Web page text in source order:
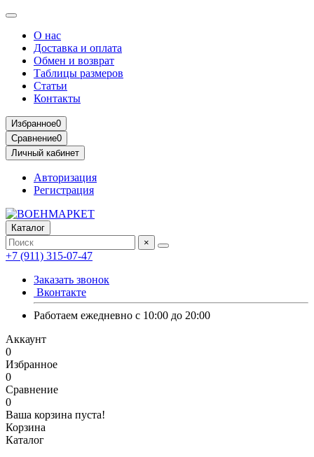
О нас
Доставка и оплата
Обмен и возврат
Таблицы размеров
Статьи
Контакты
Избранное0
Сравнение0
Личный кабинет
Авторизация
Регистрация
Каталог
×
+7 (911) 315-07-47
Заказать звонок
Вконтакте
Работаем ежедневно с 10:00 до 20:00
Аккаунт
0
Избранное
0
Сравнение
0
Ваша корзина пуста!
Корзина
Каталог